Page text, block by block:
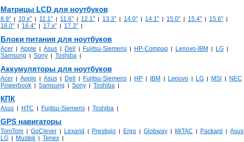
Матрицы LCD для ноутбуков
8.9" | 10.x" | 11.1" | 11.6" | 12.1" | 13.3" | 14.0" | 14.1" | 15.0" | 15.4" | 15.6" |
16.0" | 16.4" | 17.x" | 17.3" |
Блоки питания для ноутбуков
Acer | Apple | Asus | Dell | Fujitsu-Siemens | HP-Compaq | Lenovo-IBM | LG |
Samsung | Sony | Toshiba |
Аккумуляторы для ноутбуков
Acer | Apple | Asus | Dell | Fujitsu-Siemens | HP | IBM | Lenovo | LG | MSI | NEC
Powerbook | Samsung | Sony | Toshiba |
КПК
Asus | HTC | Fujitsu-Siemens | Toshiba |
GPS навигаторы
TomTom | GoClever | Lexand | Prestigio | Ergo | Globway | MiTAC | Packard | Asus
LG | Mustek | Tenex |